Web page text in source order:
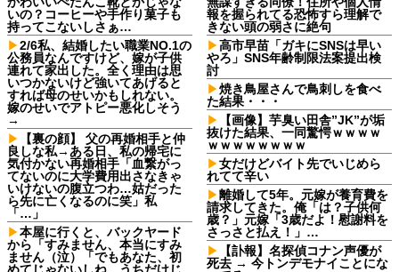
いの？コーヒーや手作り菓子も
持ってこないしさぁ…
2/6私、結婚したい職業NO.1の
公務員なんですけど、嫁が子供
連れて家出した。全く理由は思
いつかないけど強いてあげると
すれば母のせいかもしれない。
嫁のせいでアトピー悪化しそう
→
【裏の顔】 父の再婚相手と仲
良しな私→ある日、私の帰宅に
気付かない再婚相手「血繋がっ
てないのに大学費用出さなきゃ
いけないの腹立つわ…姑だった
ら先に亡くなるのに笑」私
「…」
本屋に行くと、バックヤード
から「すみません、本当にすみ
ません（泣）「でもあなた、初
報を握られてる恐怖すら理解で
きない頭の弱さに絶句
高市早苗「ガキにSNSは早い
やろ」SNS年齢制限法案提出検
討
焼き鳥屋さんで鳥刺しを食べ
た結果・・・
【画像】芋臭い田舎”JK”が垢
抜けた結果、一同驚愕ｗｗｗｗ
ｗｗｗｗｗｗｗｗ
女だけどバイト先でいじめら
れてて辛い
離婚して5年。元嫁が養育費を
請求してきた。俺「は？子供何
歳？」元嫁「3歳だよ！慰謝料を
さっさと払え！」…
【訃報】名探偵コナン声優が
死去 → 今トンデモナイことにな